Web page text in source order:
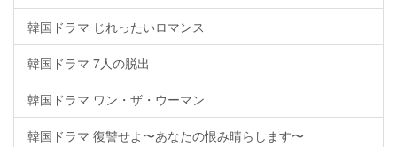
韓国ドラマ じれったいロマンス
韓国ドラマ 7人の脱出
韓国ドラマ ワン・ザ・ウーマン
韓国ドラマ 復讐せよ〜あなたの恨み晴らします〜